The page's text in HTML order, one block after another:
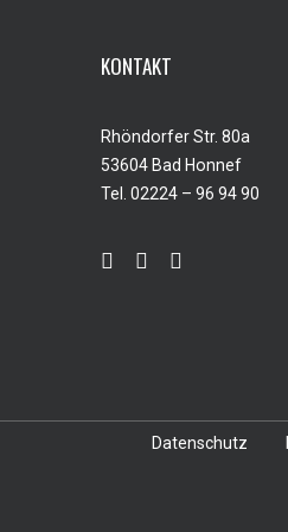
KONTAKT
Rhöndorfer Str. 80a
53604 Bad Honnef
Tel. 02224 – 96 94 90
Datenschutz